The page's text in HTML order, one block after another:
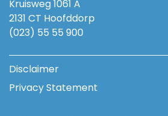
Kruisweg 1061 A
2131 CT Hoofddorp
(023) 55 55 900
Disclaimer
Privacy Statement